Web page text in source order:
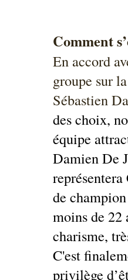
Comment
En accord
groupe sur
Sébastien
des choix,
équipe
Damien De
de
moins de 22
charisme,
C'est
privilège